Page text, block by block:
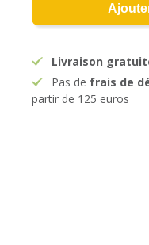
Livraison
Pas de frais de
partir de 125 euros